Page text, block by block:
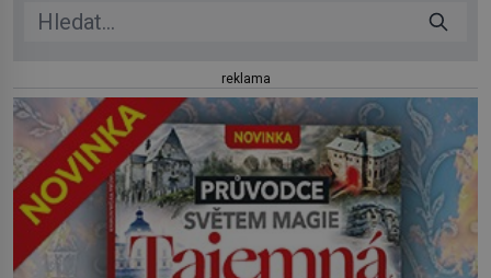
reklama